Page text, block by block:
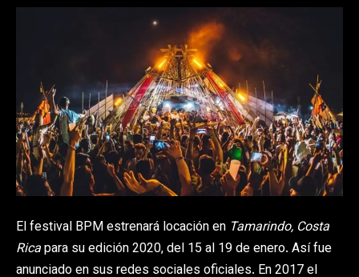
El festival BPM estrenará locación en Tamarindo, Costa
Ricapara su edición 2020, del 15 al 19 de enero. Así fue
anunciado en sus redes sociales oficiales. En 2017 el